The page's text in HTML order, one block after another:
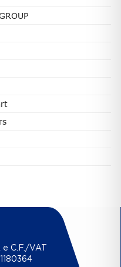
e C.F./VAT